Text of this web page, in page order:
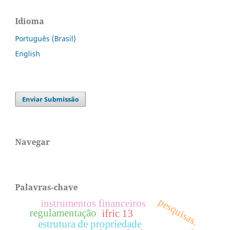
Idioma
Português (Brasil)
English
Enviar Submissão
Navegar
Palavras-chave
estrutura de propriedade
regulamentação
instrumentos financeiros pesquisas.
ifric 13